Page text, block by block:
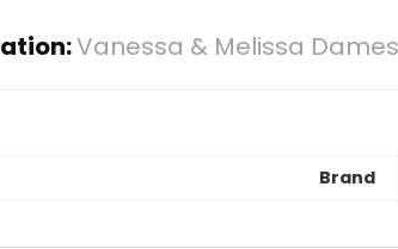
Vanessa & Melissa
Brand